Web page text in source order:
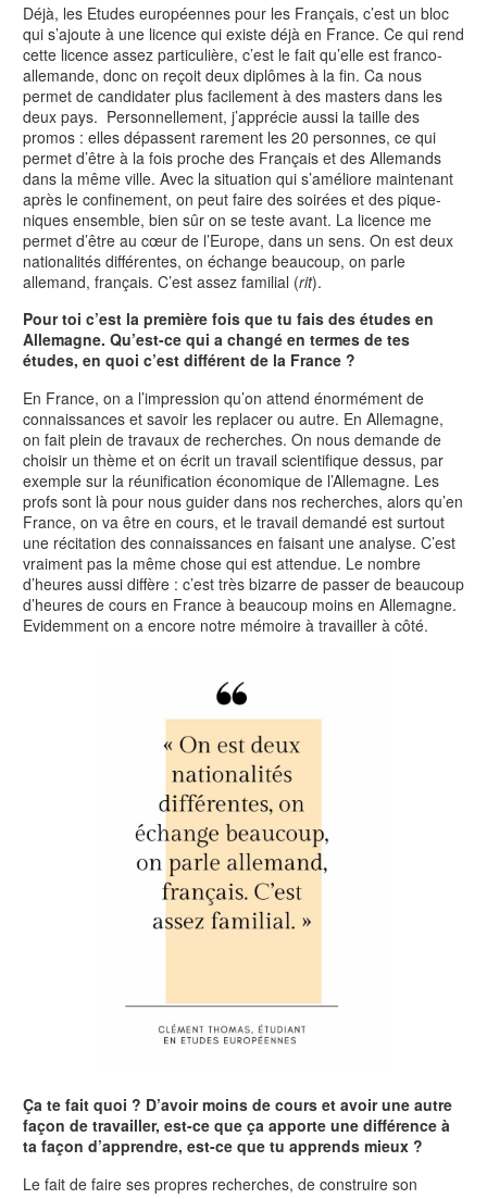
Déjà, les Etudes européennes pour les Français, c’est un bloc
qui s’ajoute à une licence qui existe déjà en France. Ce qui rend
cette licence assez particulière, c’est le fait qu’elle est franco-
allemande, donc on reçoit deux diplômes à la fin. Ca nous
permet de candidater plus facilement à des masters dans les
deux pays. Personnellement, j’apprécie aussi la taille des
promos : elles dépassent rarement les 20 personnes, ce qui
permet d’être à la fois proche des Français et des Allemands
dans la même ville. Avec la situation qui s’améliore maintenant
après le confinement, on peut faire des soirées et des pique-
niques ensemble, bien sûr on se teste avant. La licence me
permet d’être au cœur de l’Europe, dans un sens. On est deux
nationalités différentes, on échange beaucoup, on parle
allemand, français. C’est assez familial (rit).
Pour toi c’est la première fois que tu fais des études en
Allemagne. Qu’est-ce qui a changé en termes de tes
études, en quoi c’est différent de la France ?
En France, on a l’impression qu’on attend énormément de
connaissances et savoir les replacer ou autre. En Allemagne,
on fait plein de travaux de recherches. On nous demande de
choisir un thème et on écrit un travail scientifique dessus, par
exemple sur la réunification économique de l’Allemagne. Les
profs sont là pour nous guider dans nos recherches, alors qu’en
France, on va être en cours, et le travail demandé est surtout
une récitation des connaissances en faisant une analyse. C’est
vraiment pas la même chose qui est attendue. Le nombre
d’heures aussi diffère : c’est très bizarre de passer de beaucoup
d’heures de cours en France à beaucoup moins en Allemagne.
Evidemment on a encore notre mémoire à travailler à côté.
Ça te fait quoi ? D’avoir moins de cours et avoir une autre
façon de travailler, est-ce que ça apporte une différence à
ta façon d’apprendre, est-ce que tu apprends mieux ?
Le fait de faire ses propres recherches, de construire son